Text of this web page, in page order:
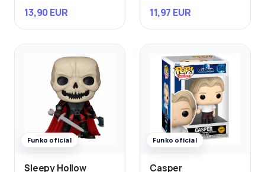
13,90 EUR 11,97 EUR
Funko oficial
Sleepy Hollow
Funko oficial
Casper